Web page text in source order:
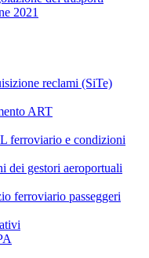
2021
reclami (SiTe)
ART
ferroviario e condizioni
dei gestori aeroportuali
ferroviario passeggeri